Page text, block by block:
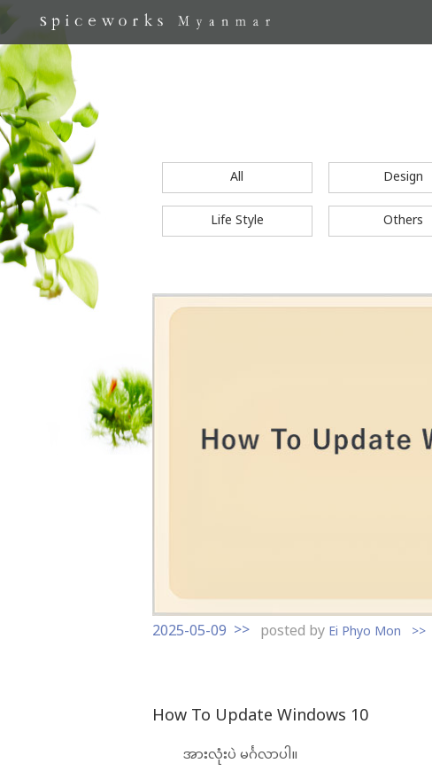
All Design
Life Style
Others
S
2025-05-09
posted byEi Phyo Mon
How To Update Windows 10
အားလုံးပဲ မင်္ဂလာပါ။